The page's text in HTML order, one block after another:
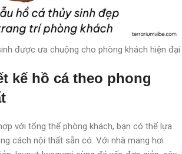
được ưa chuộng cho phòng khách hiện đại
kế hồ cá theo phong
với tổng thể phòng khách, bạn có thể lựa
cách nội thất sẵn có. Với nhà mang hơi